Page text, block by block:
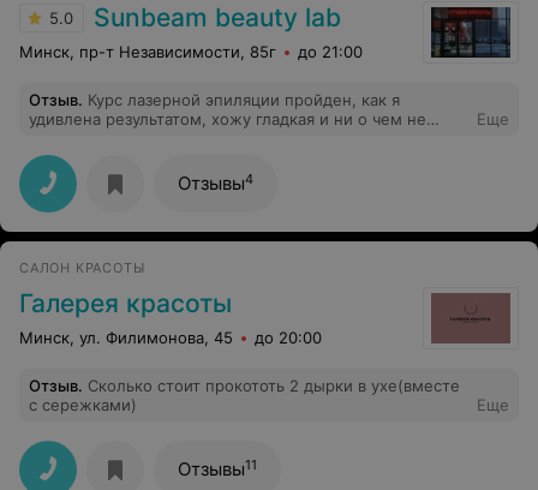
5.0 Sunbeam beauty lab
Минск, пр-т Независимости, 85г до 21:00
Отзыв. Курс лазерной эпиляции пройден, как я
удивлена результатом, хожу гладкая и ни о чем не
было. Рекомендую.
Еще
Отзывы4
САЛОН КРАСОТЫ
Галерея красоты
Минск, ул. Филимонова, 45 до 20:00
Отзыв. Сколько стоит прокототь 2 дырки в ухе(вместе
с сережками)
Еще
Отзывы11